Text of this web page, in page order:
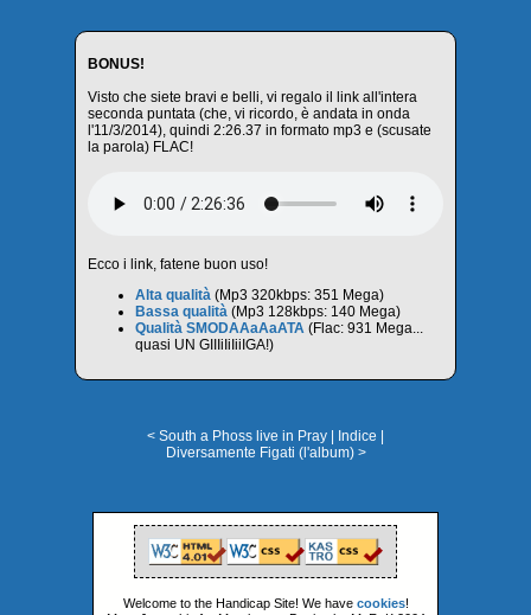
BONUS!
Visto che siete bravi e belli, vi regalo il link all'intera
seconda puntata (che, vi ricordo, è andata in onda
l'11/3/2014), quindi 2:26.37 in formato mp3 e (scusate
la parola) FLAC!
Ecco i link, fatene buon uso!
Alta qualità (Mp3 320kbps: 351 Mega)
Bassa qualità (Mp3 128kbps: 140 Mega)
Qualità SMODAAaAaATA (Flac: 931 Mega...
quasi UN GIIIiIiIiiIGA!)
< South a Phoss live in Pray Indice
Diversamente Figati (l'album) >
Welcome to the Handicap Site! We have cookies!